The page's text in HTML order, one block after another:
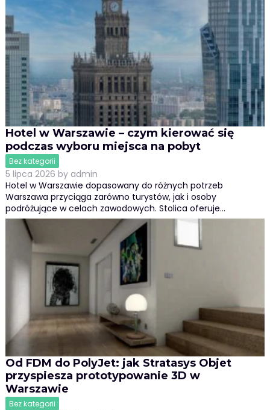
Hotel w Warszawie – czym kierować się
podczas wyboru miejsca na pobyt
Bez kategorii
5 lipca 2026 by admin
Hotel w Warszawie dopasowany do różnych potrzeb
Warszawa przyciąga zarówno turystów, jak i osoby
podróżujące w celach zawodowych. Stolica oferuje…
Od FDM do PolyJet: jak Stratasys Objet
przyspiesza prototypowanie 3D w
Warszawie
Bez kategorii